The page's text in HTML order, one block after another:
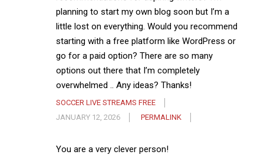
planning to start my own blog soon but I’m a
little lost on everything. Would you recommend
starting with a free platform like WordPress or
go for a paid option? There are so many
options out there that I’m completely
overwhelmed .. Any ideas? Thanks!
SOCCER LIVE STREAMS FREE
JANUARY 12, 2026
PERMALINK
You are a very clever person!